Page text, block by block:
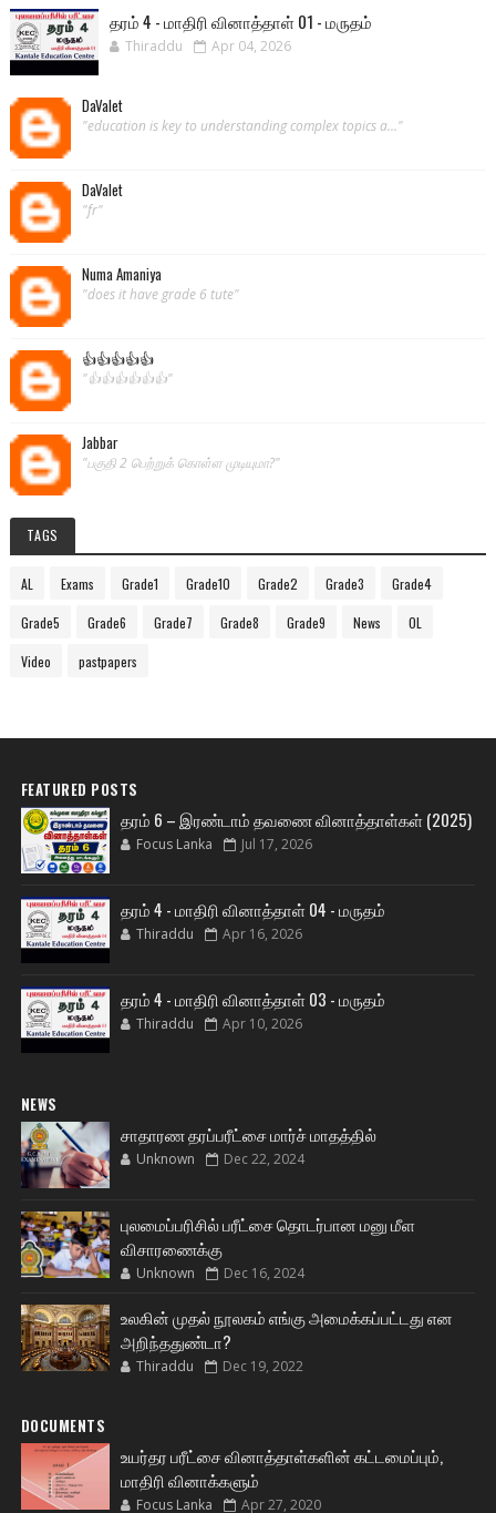
தரம் 4 - மாதிரி வினாத்தாள் 01 - மருதம்
Thiraddu Apr 04, 2026
DaValet
"education is key to understanding complex topics a..."
DaValet
"fr"
Numa Amaniya
"does it have grade 6 tute"
👍👍👍👍👍
"👍👍👍👍👍👍"
Jabbar
"பகுதி 2 பெற்றுக் கொள்ள முடியுமா?"
TAGS
AL Exams Grade1 Grade10 Grade2 Grade3 Grade4
Grade5 Grade6 Grade7 Grade8 Grade9 News OL
Video pastpapers
FEATURED POSTS
தரம் 6 – இரண்டாம் தவணை வினாத்தாள்கள் (2025)
Focus Lanka Jul 17, 2026
தரம் 4 - மாதிரி வினாத்தாள் 04 - மருதம்
Thiraddu Apr 16, 2026
தரம் 4 - மாதிரி வினாத்தாள் 03 - மருதம்
Thiraddu Apr 10, 2026
NEWS
சாதாரண தரப்பரீட்சை மார்ச் மாதத்தில்
Unknown Dec 22, 2024
புலமைப்பரிசில் பரீட்சை தொடர்பான மனு மீள
விசாரணைக்கு
Unknown Dec 16, 2024
உலகின் முதல் நூலகம் எங்கு அமைக்கப்பட்டது என
அறிந்ததுண்டா?
Thiraddu Dec 19, 2022
DOCUMENTS
உயர்தர பரீட்சை வினாத்தாள்களின் கட்டமைப்பும்,
மாதிரி வினாக்களும்
Focus Lanka Apr 27, 2020